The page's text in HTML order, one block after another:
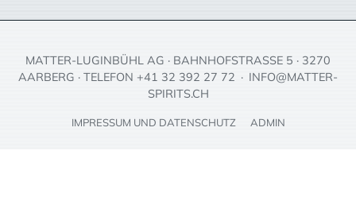
MATTER-LUGINBÜHL AG · BAHNHOFSTRASSE 5 · 3270
AARBERG · TELEFON +41 32 392 27 72 · INFO@MATTER-
SPIRITS.CH
IMPRESSUM UND DATENSCHUTZ ADMIN